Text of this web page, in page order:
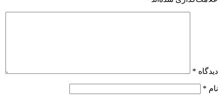
دیدگاه *
نام *